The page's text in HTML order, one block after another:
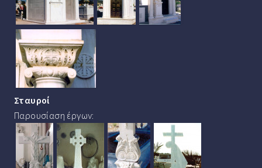
Σταυροί
Παρουσίαση έργων: